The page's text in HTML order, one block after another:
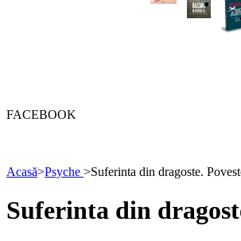
FACEBOOK
Acasă>Psyche >Suferinta din dragoste.
Suferinta din